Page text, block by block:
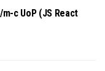
c UoP (JS React